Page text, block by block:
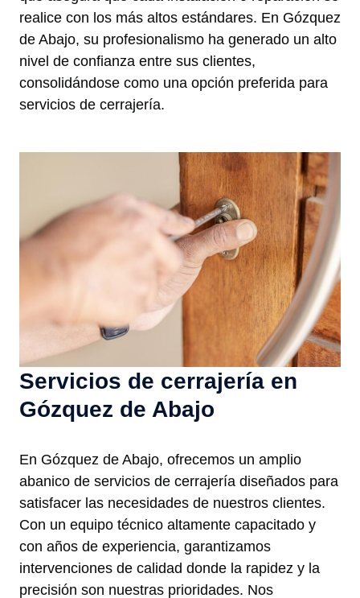
realice con los más altos estándares. En Gózquez
de Abajo, su profesionalismo ha generado un alto
nivel de confianza entre sus clientes,
consolidándose como una opción preferida para
servicios de cerrajería.
Servicios de cerrajería en
Gózquez de Abajo
En Gózquez de Abajo, ofrecemos un amplio
abanico de servicios de cerrajería diseñados para
satisfacer las necesidades de nuestros clientes.
Con un equipo técnico altamente capacitado y
con años de experiencia, garantizamos
intervenciones de calidad donde la rapidez y la
precisión son nuestras prioridades. Nos